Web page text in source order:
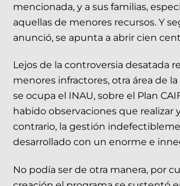
mencionada, y a sus familias,
aquellas de menores recursos. Y
anunció, se apunta a abrir cien
Lejos de la controversia desatada
menores infractores, otra área de
se ocupa el INAU, sobre el Plan
habido observaciones que realizar
contrario, la gestión
desarrollado con un enorme e
No podía ser de otra manera, por